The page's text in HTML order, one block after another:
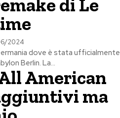
di Le
2024
dove è stata ufficialmente
Berlin. La...
American
ma